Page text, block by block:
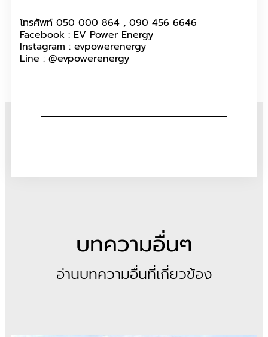
โทรศัพท์ 050 000 864 , 090 456 6646
Facebook : EV Power Energy
Instagram : evpowerenergy
Line : @evpowerenergy
บทความอื่นๆ
อ่านบทความอื่นที่เกี่ยวข้อง